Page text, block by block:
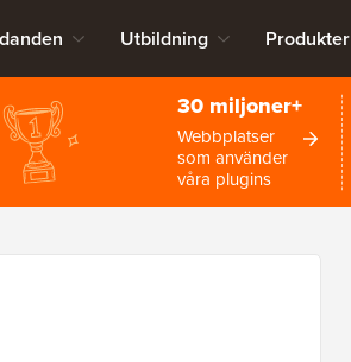
Utbildning Produkter
30 miljoner+
Webbplatser
som använder
våra plugins